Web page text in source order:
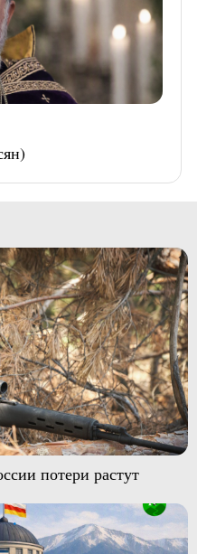
потери растут